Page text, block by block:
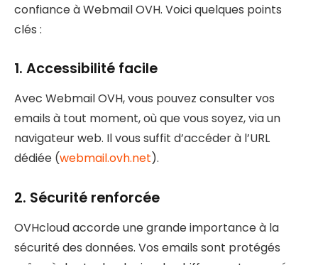
confiance à Webmail OVH. Voici quelques points
clés :
1. Accessibilité facile
Avec Webmail OVH, vous pouvez consulter vos
emails à tout moment, où que vous soyez, via un
navigateur web. Il vous suffit d’accéder à l’URL
dédiée (webmail.ovh.net).
2. Sécurité renforcée
OVHcloud accorde une grande importance à la
sécurité des données. Vos emails sont protégés